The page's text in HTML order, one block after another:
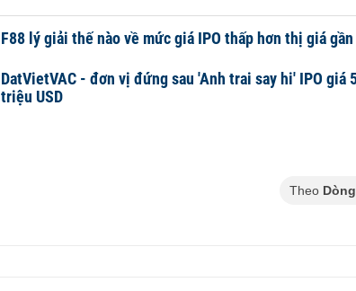
F88 lý giải thế nào về mức giá IPO thấp hơn thị giá gần
DatVietVAC - đơn vị đứng sau 'Anh trai say hi' IPO
triệu USD
Theo